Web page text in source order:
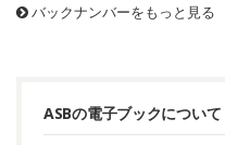
バックナンバーをもっと見る
ASBの電子ブックについて